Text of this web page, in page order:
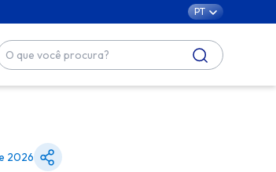
exclusivos para cuidar da sua família com
PT
2026